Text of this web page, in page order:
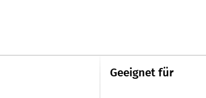
Geeignet für